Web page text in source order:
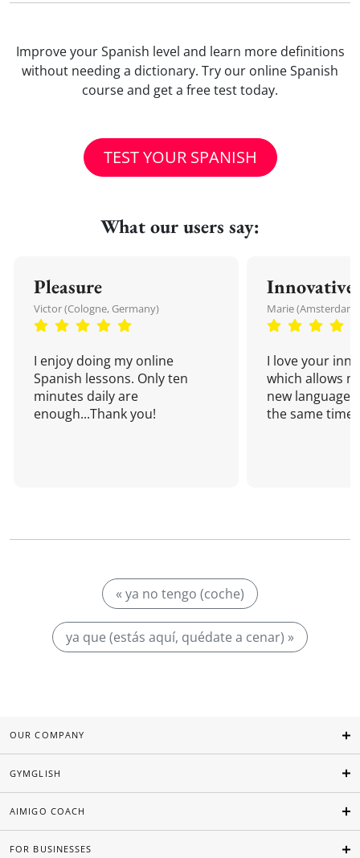
Improve your Spanish level and learn more definitions
without needing a dictionary. Try our online Spanish
course and get a free test today.
TEST YOUR SPANISH
What our users say:
Pleasure
Victor (Cologne, Germany)
I enjoy doing my online
Spanish lessons. Only ten
minutes daily are
enough...Thank you!
Innovative
Marie
I love your
which allows
new language
the same time!
« ya no tengo (coche)
ya que (estás aquí, quédate a cenar) »
OUR COMPANY
GYMGLISH
AIMIGO COACH
FOR BUSINESSES